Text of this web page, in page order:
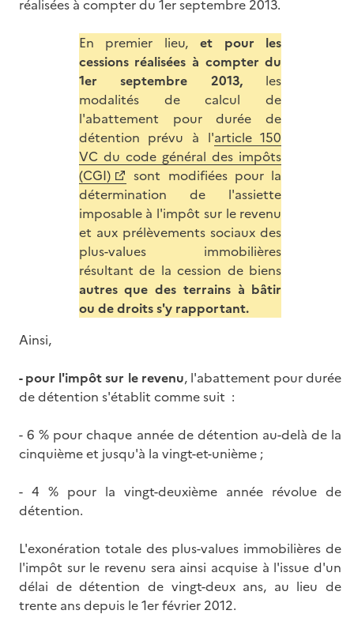
réalisées à compter du 1er septembre 2013.
En premier lieu, et pour les
cessions réalisées à compter du
1er septembre 2013, les
modalités de calcul de
l'abattement pour durée de
détention prévu à l'article 150
VC du code général des impôts
(CGI)
sont modifiées pour la
détermination de l'assiette
imposable à l'impôt sur le revenu
et aux prélèvements sociaux des
plus-values immobilières
résultant de la cession de biens
autres que des terrains à bâtir
ou de droits s'y rapportant.
Ainsi,
- pour l'impôt sur le revenu, l'abattement pour durée
de détention s'établit comme suit :
- 6 % pour chaque année de détention au-delà de la
cinquième et jusqu'à la vingt-et-unième ;
- 4 % pour la vingt-deuxième année révolue de
détention.
L'exonération totale des plus-values immobilières de
l'impôt sur le revenu sera ainsi acquise à l'issue d'un
délai de détention de vingt-deux ans, au lieu de
trente ans depuis le 1er février 2012.